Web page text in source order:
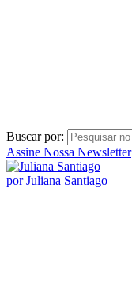
Buscar por:
Assine Nossa Newsletter
por Juliana Santiago